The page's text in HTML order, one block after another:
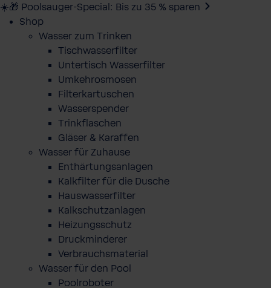
☀️🎁 Poolsauger-Special: Bis zu 35 % sparen
Shop
Wasser zum Trinken
Tischwasserfilter
Untertisch Wasserfilter
Umkehrosmosen
Filterkartuschen
Wasserspender
Trinkflaschen
Gläser & Karaffen
Wasser für Zuhause
Enthärtungsanlagen
Kalkfilter für die Dusche
Hauswasserfilter
Kalkschutzanlagen
Heizungsschutz
Druckminderer
Verbrauchsmaterial
Wasser für den Pool
Poolroboter